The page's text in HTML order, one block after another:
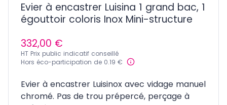
Evier à encastrer Luisina 1 grand bac, 1
égouttoir coloris Inox Mini-structure
332,00 €
HT Prix public indicatif conseillé
Hors éco-participation de 0.19 €
Evier à encastrer Luisinox avec vidage manuel
chromé. Pas de trou prépercé, perçage à